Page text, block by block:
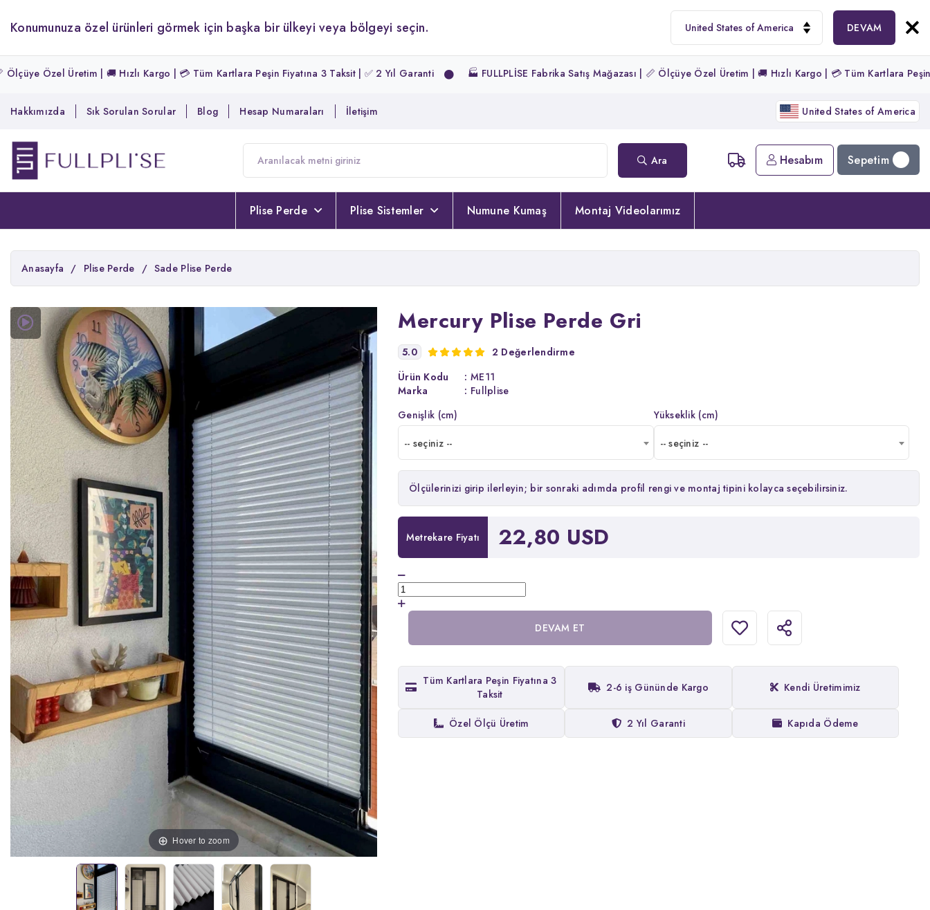
Konumunuza özel ürünleri görmek için başka bir ülkeyi veya bölgeyi seçin. DEVAM
| 🚚 Hızlı Kargo | 💳 Tüm Kartlara Peşin Fiyatına 3 Taksit | ✅ 2 Yıl Garanti 🏭 FULLPLİSE Fabrika Satış Mağazası | 📏 Ölçüye Özel Üretim | 🚚 Hızlı Kargo | 💳 Tüm Kartlara Peşin Fiyatına 3
Hakkımızda Sık Sorulan Sorular Blog Hesap Numaraları İletişim United States of America
Ara Hesabım Sepetim
Plise Perde Plise Sistemler Numune Kumaş Montaj Videolarımız
Anasayfa / Plise Perde / Sade Plise Perde
Hover to zoom
Mercury Plise Perde Gri
5.0
2 Değerlendirme
Ürün Kodu
: ME11
Marka
: Fullplise
Genişlik (cm)
-- seçiniz --
Yükseklik (cm)
-- seçiniz --
Ölçülerinizi girip ilerleyin; bir sonraki adımda profil rengi ve montaj tipini kolayca seçebilirsiniz.
Metrekare Fiyatı 22,80 USD
DEVAM ET
Tüm Kartlara Peşin Fiyatına 3
Taksit
2-6 iş Gününde Kargo Kendi Üretimimiz
Özel Ölçü Üretim 2 Yıl Garanti Kapıda Ödeme